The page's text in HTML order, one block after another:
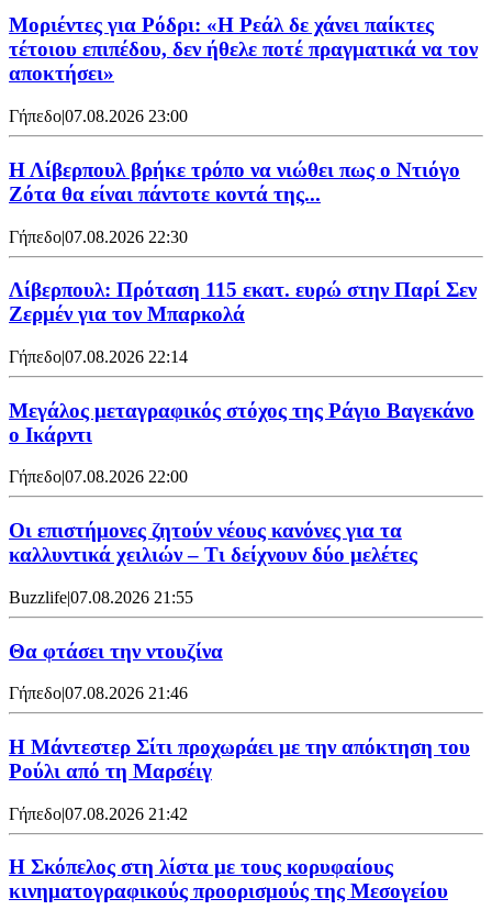
Μοριέντες για Ρόδρι: «Η Ρεάλ δε χάνει παίκτες
τέτοιου επιπέδου, δεν ήθελε ποτέ πραγματικά να τον
αποκτήσει»
Γήπεδο|07.08.2026 23:00
Η Λίβερπουλ βρήκε τρόπο να νιώθει πως ο Ντιόγο
Ζότα θα είναι πάντοτε κοντά της...
Γήπεδο|07.08.2026 22:30
Λίβερπουλ: Πρόταση 115 εκατ. ευρώ στην Παρί Σεν
Ζερμέν για τον Μπαρκολά
Γήπεδο|07.08.2026 22:14
Μεγάλος μεταγραφικός στόχος της Ράγιο Βαγεκάνο
ο Ικάρντι
Γήπεδο|07.08.2026 22:00
Οι επιστήμονες ζητούν νέους κανόνες για τα
καλλυντικά χειλιών – Τι δείχνουν δύο μελέτες
Buzzlife|07.08.2026 21:55
Θα φτάσει την ντουζίνα
Γήπεδο|07.08.2026 21:46
Η Μάντεστερ Σίτι προχωράει με την απόκτηση του
Ρούλι από τη Μαρσέιγ
Γήπεδο|07.08.2026 21:42
Η Σκόπελος στη λίστα με τους κορυφαίους
κινηματογραφικούς προορισμούς της Μεσογείου